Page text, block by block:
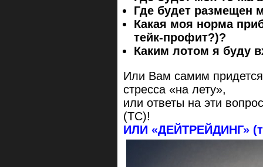
Где будет размещен
Какая моя норма
тейк-профит?)?
Каким лотом я буду
Или Вам самим
стресса «на лету»,
или ответы на эти
(ТС)!
ИЛИ «ДЕЙТРЕЙДИНГ»